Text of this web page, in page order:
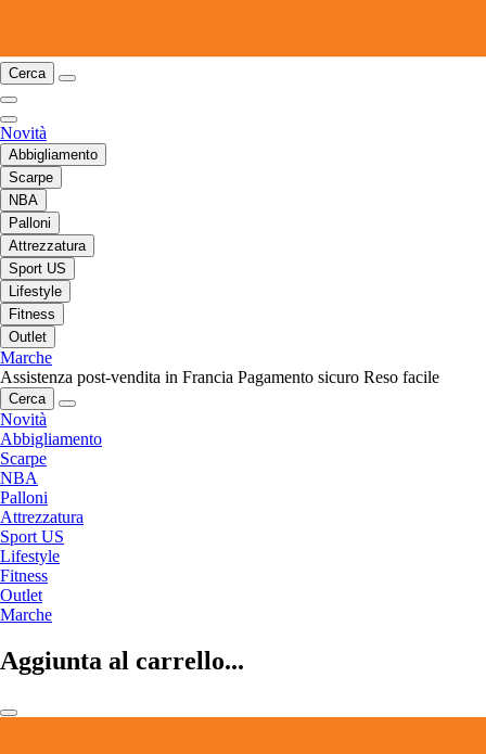
Cerca
Novità
Abbigliamento
Scarpe
NBA
Palloni
Attrezzatura
Sport US
Lifestyle
Fitness
Outlet
Marche
Assistenza post-vendita in Francia Pagamento sicuro Reso facile
Cerca
Novità
Abbigliamento
Scarpe
NBA
Palloni
Attrezzatura
Sport US
Lifestyle
Fitness
Outlet
Marche
Aggiunta al carrello...